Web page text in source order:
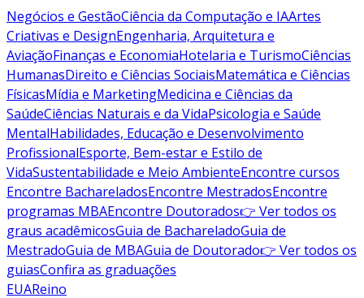
Negócios e GestãoCiência da Computação e IAArtes
Criativas e DesignEngenharia, Arquitetura e
AviaçãoFinanças e EconomiaHotelaria e TurismoCiências
HumanasDireito e Ciências SociaisMatemática e Ciências
FísicasMídia e MarketingMedicina e Ciências da
SaúdeCiências Naturais e da VidaPsicologia e Saúde
MentalHabilidades, Educação e Desenvolvimento
ProfissionalEsporte, Bem-estar e Estilo de
VidaSustentabilidade e Meio AmbienteEncontre cursos
Encontre BachareladosEncontre MestradosEncontre
programas MBAEncontre Doutorados👉 Ver todos os
graus acadêmicosGuia de BachareladoGuia de
MestradoGuia de MBAGuia de Doutorado👉 Ver todos os
guiasConfira as graduações
EUAReino